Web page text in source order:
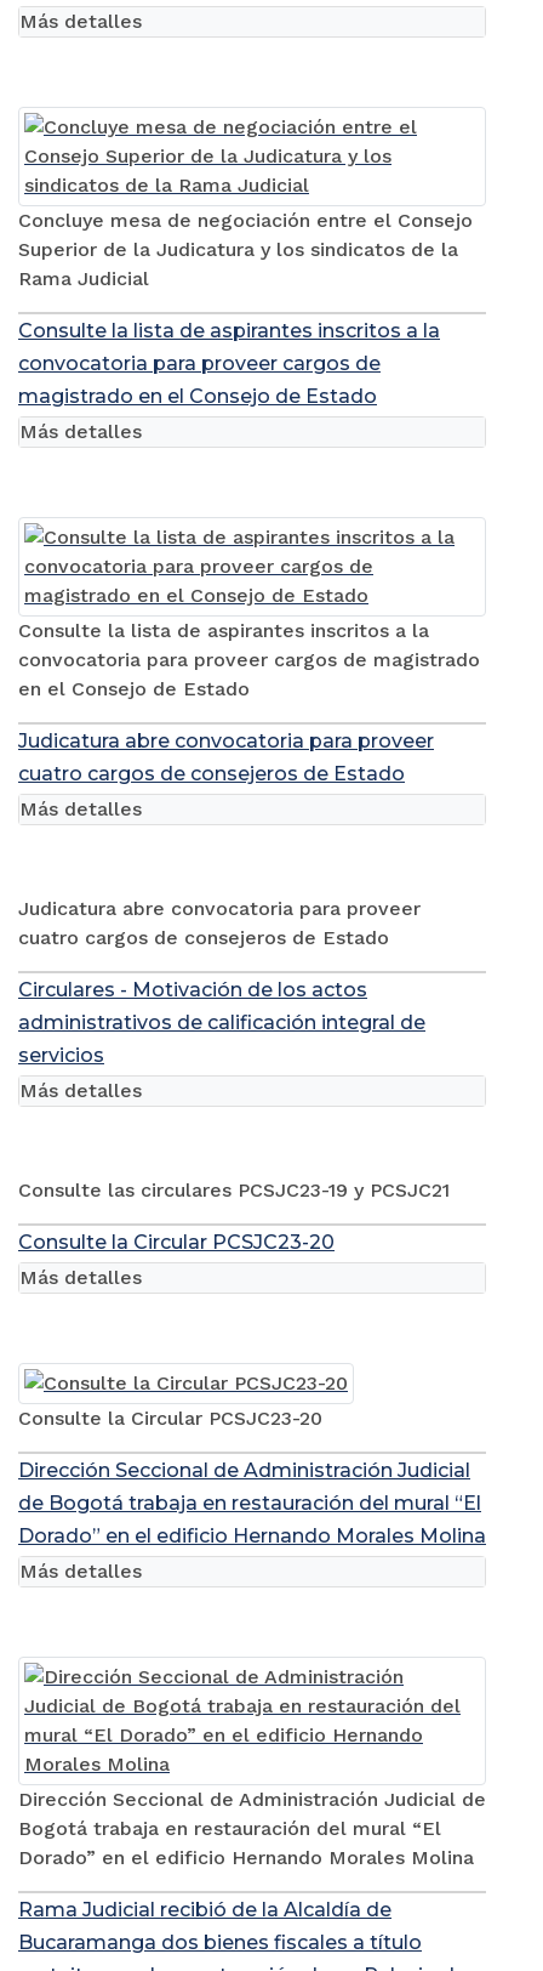
Concluye mesa de negociación entre el Consejo
Superior de la Judicatura y los sindicatos de la
Rama Judicial
Más detalles
Consulte la lista de aspirantes inscritos a la
convocatoria para proveer cargos de
magistrado en el Consejo de Estado
Consulte la lista de aspirantes inscritos a la
convocatoria para proveer cargos de magistrado
en el Consejo de Estado
Más detalles
Judicatura abre convocatoria para proveer
cuatro cargos de consejeros de Estado
Judicatura abre convocatoria para proveer
cuatro cargos de consejeros de Estado
Más detalles
Circulares - Motivación de los actos
administrativos de calificación integral de
servicios
Consulte las circulares PCSJC23-19 y PCSJC21
Más detalles
Consulte la Circular PCSJC23-20
Consulte la Circular PCSJC23-20
Más detalles
Dirección Seccional de Administración Judicial
de Bogotá trabaja en restauración del mural “El
Dorado” en el edificio Hernando Morales Molina
Dirección Seccional de Administración Judicial de
Bogotá trabaja en restauración del mural “El
Dorado” en el edificio Hernando Morales Molina
Más detalles
Rama Judicial recibió de la Alcaldía de
Bucaramanga dos bienes fiscales a título